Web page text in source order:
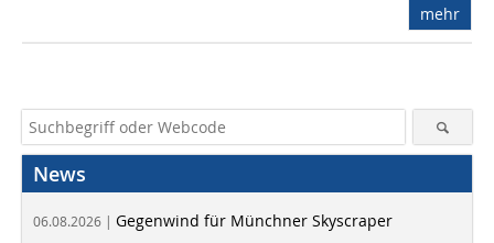
mehr
News
06.08.2026 | Gegenwind für Münchner Skyscraper